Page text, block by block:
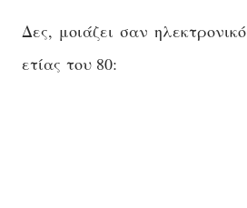
Δες, μοιάζει σαν ηλεκτρονικό
ετίας του 80: